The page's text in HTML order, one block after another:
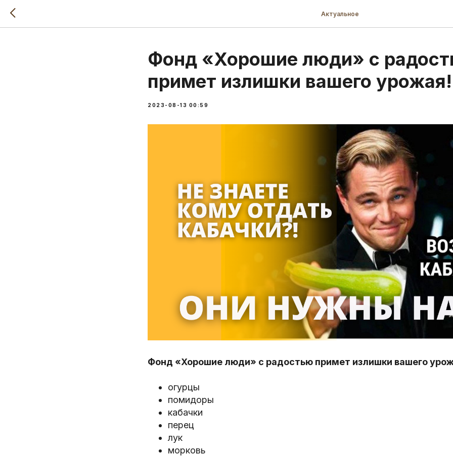
Актуальное
Фонд «Хорошие люди» с
примет излишки вашего урожая!
2023-08-13 00:59
Фонд «Хорошие люди» с радостью примет излишки вашего
огурцы
помидоры
кабачки
перец
лук
морковь